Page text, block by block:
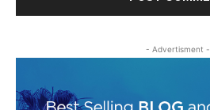
- Advertisment -